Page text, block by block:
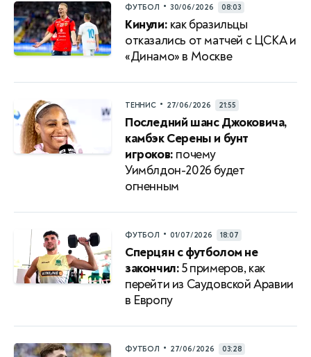
ФУТБОЛ • 30/06/2026 08:03
Кинули: как бразильцы
отказались от матчей с ЦСКА и
«Динамо» в Москве
ТЕННИС • 27/06/2026 21:55
Последний шанс Джоковича,
камбэк Серены и бунт
игроков: почему
Уимблдон-2026 будет
огненным
ФУТБОЛ • 01/07/2026 18:07
Сперцян с футболом не
закончил:5 примеров, как
перейти из Саудовской Аравии
в Европу
ФУТБОЛ • 27/06/2026 03:28